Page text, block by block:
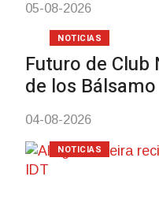
05-08-2026
Futuro de
de los Bálsamo
04-08-2026
NOTICIAS
NOTICIAS